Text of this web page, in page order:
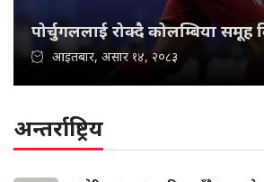
पोर्चुगललाई रोक्दै कोलम्बिया समूह
आइतबार, असार १४, २०८३
अन्तर्राष्ट्रिय